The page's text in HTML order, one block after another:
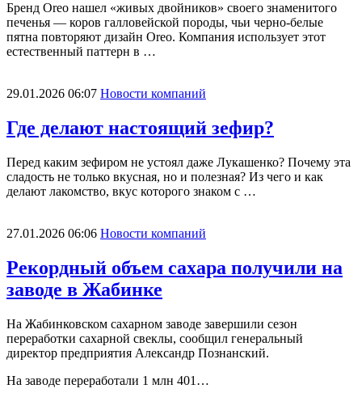
Бренд Oreo нашел «живых двойников» своего знаменитого
печенья — коров галловейской породы, чьи черно-белые
пятна повторяют дизайн Oreo. Компания использует этот
естественный паттерн в …
29.01.2026 06:07 Новости компаний
Где делают настоящий зефир?
Перед каким зефиром не устоял даже Лукашенко? Почему эта
сладость не только вкусная, но и полезная? Из чего и как
делают лакомство, вкус которого знаком с …
27.01.2026 06:06 Новости компаний
Рекордный объем сахара получили на
заводе в Жабинке
На Жабинковском сахарном заводе завершили сезон
переработки сахарной свеклы, сообщил генеральный
директор предприятия Александр Познанский.
На заводе переработали 1 млн 401…